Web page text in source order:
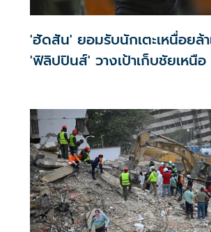
'ฮัดสัน' ยอมรับนักเตะเหนื่อยล้
'ฟิลิปปินส์' วางเป้าเก็บชัยเหนือ